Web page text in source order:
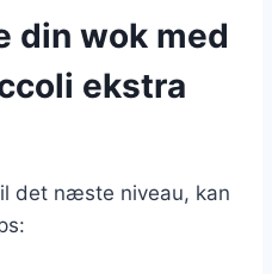
din wok med
ekstra
det næste niveau, kan